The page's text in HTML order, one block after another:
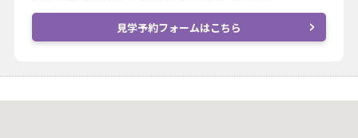
見学予約フォームはこちら